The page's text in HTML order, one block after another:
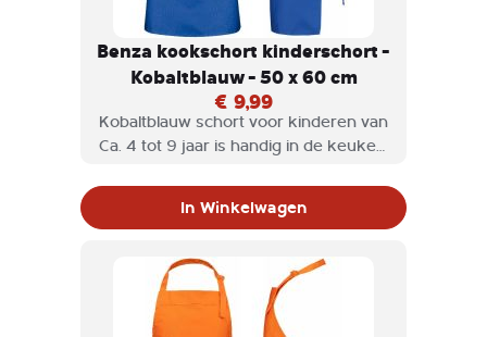
Benza kookschort kinderschort -
Kobaltblauw - 50 x 60 cm
€ 9,99
Kobaltblauw schort voor kinderen van
Ca. 4 tot 9 jaar is handig in de keuken,
kinderen is niet alleen stijlvol, maar
verstelbaar.
In Winkelwagen